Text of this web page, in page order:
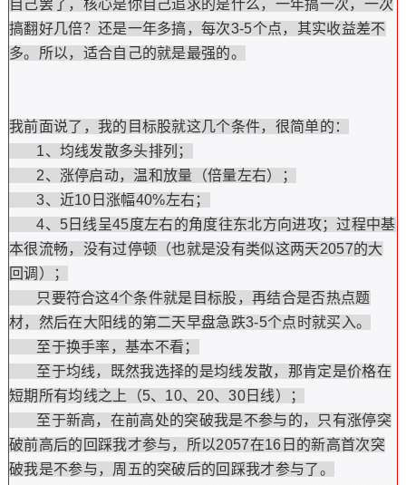
自己罢了，核心是你自己追求的是什么，一年搞一次，一次
搞翻好几倍？还是一年多搞，每次3-5个点，其实收益差不
多。所以，适合自己的就是最强的。
我前面说了，我的目标股就这几个条件，很简单的：
1、均线发散多头排列；
2、涨停启动，温和放量（倍量左右）；
3、近10日涨幅40%左右；
4、5日线呈45度左右的角度往东北方向进攻；过程中基
本很流畅，没有过停顿（也就是没有类似这两天2057的大
回调）；
只要符合这4个条件就是目标股，再结合是否热点题
材，然后在大阳线的第二天早盘急跌3-5个点时就买入。
至于换手率，基本不看；
至于均线，既然我选择的是均线发散，那肯定是价格在
短期所有均线之上（5、10、20、30日线）；
至于新高，在前高处的突破我是不参与的，只有涨停突
破前高后的回踩我才参与，所以2057在16日的新高首次突
破我是不参与，周五的突破后的回踩我才参与了。